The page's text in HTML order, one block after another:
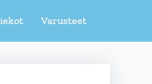
Varusteet